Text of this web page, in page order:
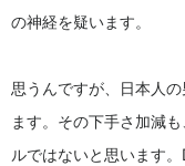
の神経を疑います。
思うんですが、日本人
ます。その下手さ加減
ルではないと思います